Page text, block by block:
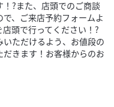
?また、店頭でのご商談
、ご来店予約フォームよ
頭で行ってください！?
ただけるよう、お値段の
きます！お客様からのお